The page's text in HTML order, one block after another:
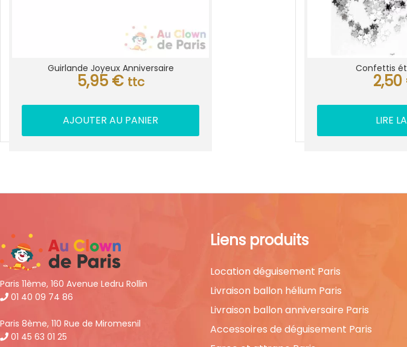
Guirlande Joyeux Anniversaire
5,95 € ttc
AJOUTER AU PANIER
Confettis
2,50
LIRE
Paris 11ème, 160 Avenue Ledru Rollin
01 40 09 74 86
Paris 8ème, 110 Rue de Miromesnil
01 45 63 01 25
Liens produits
Location déguisement Paris
Livraison ballon hélium Paris
Livraison ballon anniversaire Paris
Accessoires de déguisement Paris